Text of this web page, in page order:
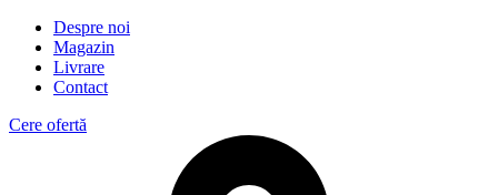
Despre noi
Magazin
Livrare
Contact
Cere ofertă